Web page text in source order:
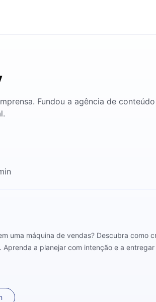
Fundou a agência de
uma máquina de vendas? Descubra
a planejar com intenção e a